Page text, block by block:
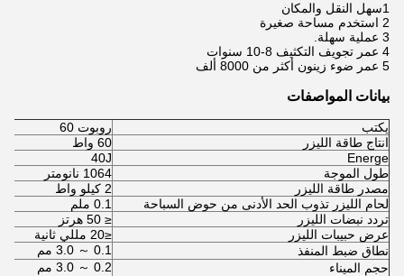
1سهل النقل والمكان
2 استخدم مساحة صغيرة
3 عملية سهلة.
4 عمر تجويف التكثيف 8-10 سنوات
5 عمر ضوء زينون أكثر من 8000 ألف
بيانات المواصفات
يكتب
روبوت 60
انتاج طاقة الليزر
60 واط
Energe
40J
طول الموجة
1064 نانومتر
مصدر طاقة الليزر
2 كيلو واط
لحام الليزر تذوب الحد الأدنى من حوض السباحة
0.1 ملم
تردد نبضات الليزر
≤ 50 هرتز
عرض حبيبات الليزر
≤20 مللي ثانية
نطاق ضبط المنفذ
0.1 ～ 3.0 مم
حجم الميناء
0.2 ～ 3.0 مم